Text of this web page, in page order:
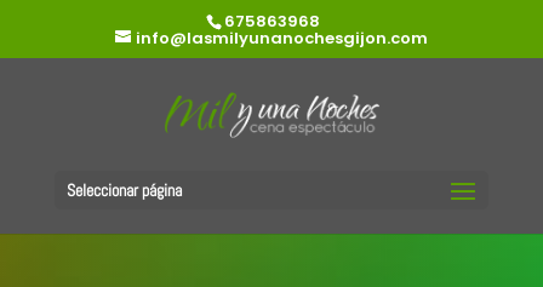
675863968
info@lasmilyunanochesgijon.com
Seleccionar página